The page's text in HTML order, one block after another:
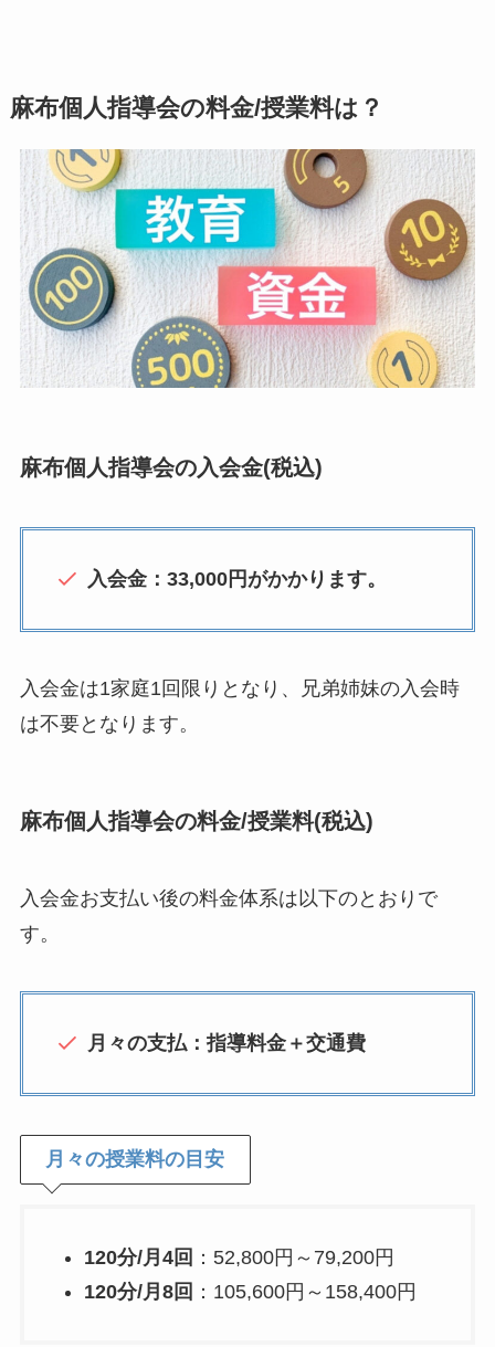
麻布個人指導会の料金/授業料は？
麻布個人指導会の入会金(税込)
入会金：33,000円がかかります。
入会金は1家庭1回限りとなり、兄弟姉妹の入会時
は不要となります。
麻布個人指導会の料金/授業料(税込)
入会金お支払い後の料金体系は以下のとおりで
す。
月々の支払：指導料金＋交通費
月々の授業料の目安
120分/月4回 ：52,800円～79,200円
120分/月8回 ：105,600円～158,400円